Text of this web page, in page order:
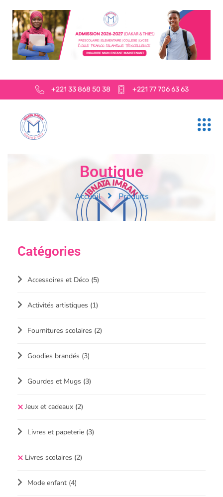
+221 33 868 50 38 +221 77 706 63 63
Boutique
Accueil Produits
Catégories
Accessoires et Déco (5)
Activités artistiques (1)
Fournitures scolaires (2)
Goodies brandés (3)
Gourdes et Mugs (3)
Jeux et cadeaux (2)
Livres et papeterie (3)
Livres scolaires (2)
Mode enfant (4)